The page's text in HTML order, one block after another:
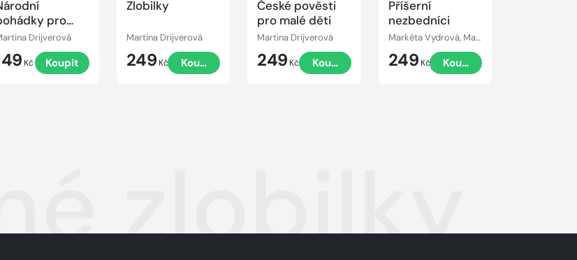
pro
děti
Drijverová
Kč Koupit
Zlobilky
Martina Drijverová
249 Kč Koupit
České pověsti
pro malé děti
Martina Drijverová
249 Kč Koupit
Příšerní
nezbedníci
Markéta Vydrová, Martina Drijverová
249 Kč Koupit
zlobilky